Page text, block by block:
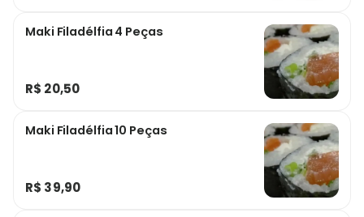
Maki Filadélfia 4 Peças
R$ 20,50
Maki Filadélfia 10 Peças
R$ 39,90